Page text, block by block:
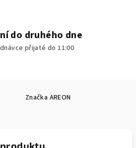
do druhého dne
přijaté do 11:00
Značka AREON